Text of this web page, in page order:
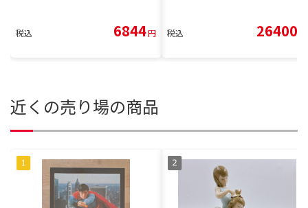
税込 6844円 税込 26400
近くの売り場の商品